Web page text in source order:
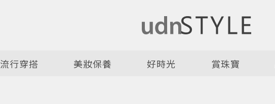
流行穿搭 美妝保養 好時光 賞珠寶